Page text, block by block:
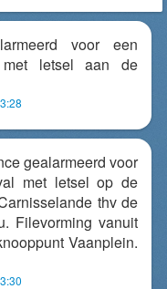
voor een
letsel aan de
gealarmeerd voor
met letsel op de
thv de
Filevorming vanuit
Vaanplein.